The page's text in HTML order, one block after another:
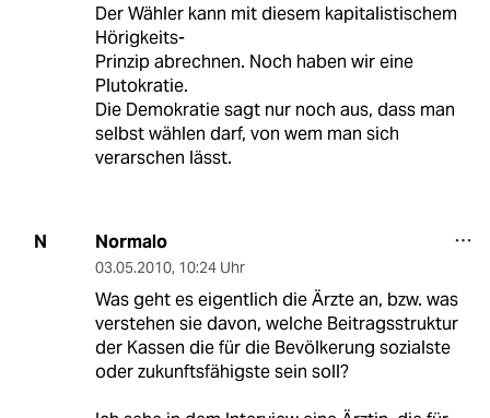
Der Wähler kann mit diesem kapitalistischem
Hörigkeits-
Prinzip abrechnen. Noch haben wir eine
Plutokratie.
Die Demokratie sagt nur noch aus, dass man
selbst wählen darf, von wem man sich
verarschen lässt.
N Normalo
03.05.2010, 10:24 Uhr
Was geht es eigentlich die Ärzte an, bzw. was
verstehen sie davon, welche Beitragsstruktur
der Kassen die für die Bevölkerung sozialste
oder zukunftsfähigste sein soll?